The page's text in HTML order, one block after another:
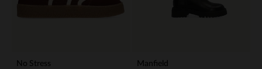
No Stress Manfield